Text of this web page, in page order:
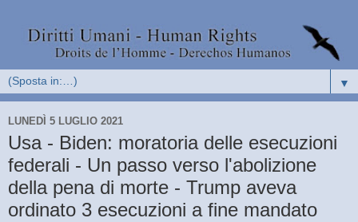
▼
LUNEDÌ 5 LUGLIO 2021
Usa - Biden: moratoria delle esecuzioni
federali - Un passo verso l'abolizione
della pena di morte - Trump aveva
ordinato 3 esecuzioni a fine mandato